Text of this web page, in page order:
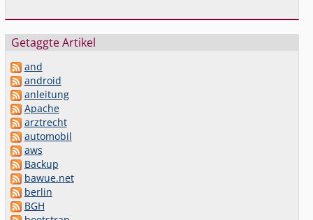
Getaggte Artikel
and
android
anleitung
Apache
arztrecht
automobil
aws
Backup
bawue.net
berlin
BGH